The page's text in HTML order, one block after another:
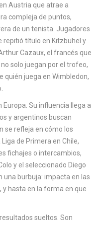
Austria que atrae a
compleja de puntos,
de un tenista. Jugadores
repitió título en Kitzbühel y
Cazaux, el francés que
no solo juegan por el trofeo,
quién juega en Wimbledon,
Europa. Su influencia llega a
y argentinos buscan
se refleja en cómo los
de Primera en Chile,
fichajes o intercambios,
y el seleccionado Diego
una burbuja: impacta en las
y hasta en la forma en que
sueltos. Son